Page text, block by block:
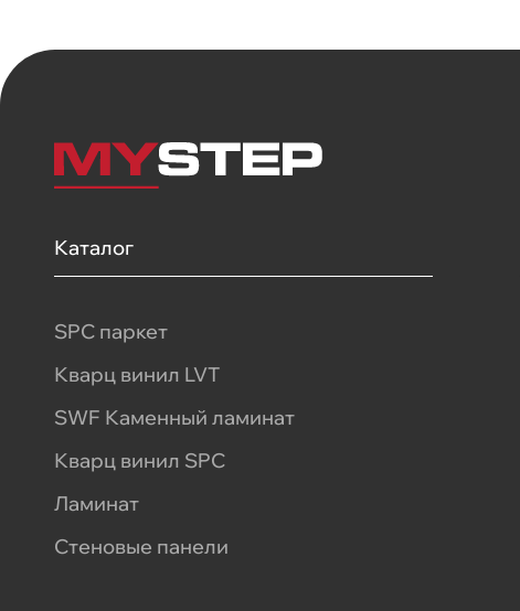
Каталог
SPC паркет
Кварц винил LVT
SWF Каменный ламинат
Кварц винил SPC
Ламинат
Стеновые панели